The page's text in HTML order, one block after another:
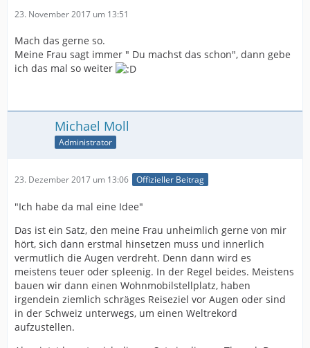
23. November 2017 um 13:51
Mach das gerne so.
Meine Frau sagt immer " Du machst das schon", dann gebe
ich das mal so weiter
Michael Moll
Administrator
23. Dezember 2017 um 13:06 Offizieller Beitrag
"Ich habe da mal eine Idee"
Das ist ein Satz, den meine Frau unheimlich gerne von mir
hört, sich dann erstmal hinsetzen muss und innerlich
vermutlich die Augen verdreht. Denn dann wird es
meistens teuer oder spleenig. In der Regel beides. Meistens
bauen wir dann einen Wohnmobilstellplatz, haben
irgendein ziemlich schräges Reiseziel vor Augen oder sind
in der Schweiz unterwegs, um einen Weltrekord
aufzustellen.